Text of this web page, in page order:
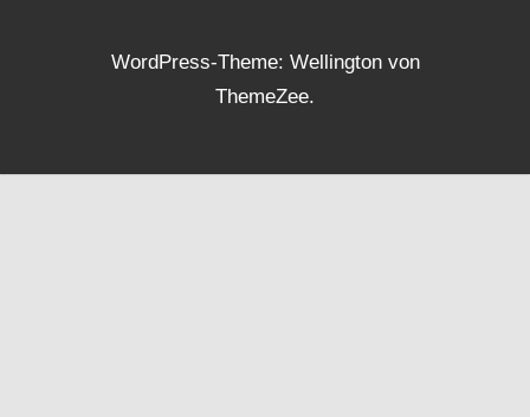
WordPress-Theme: Wellington von
ThemeZee.